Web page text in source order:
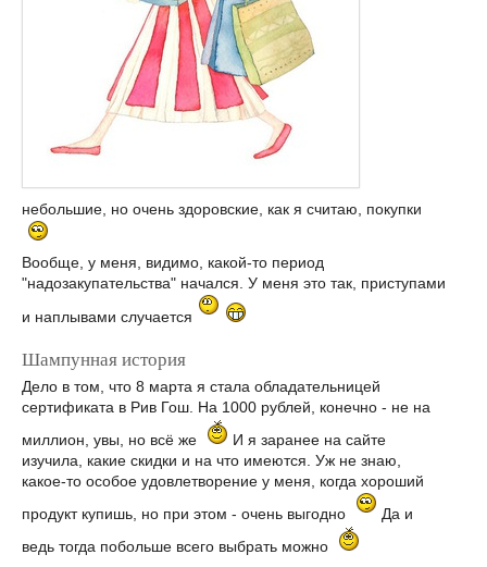
небольшие, но очень здоровские, как я считаю, покупки
Вообще, у меня, видимо, какой-то период
"надозакупательства" начался. У меня это так, приступами
и наплывами случается
Шампунная история
Дело в том, что 8 марта я стала обладательницей
сертификата в Рив Гош. На 1000 рублей, конечно - не на
миллион, увы, но всё же
И я заранее на сайте
изучила, какие скидки и на что имеются. Уж не знаю,
какое-то особое удовлетворение у меня, когда хороший
продукт купишь, но при этом - очень выгодно
Да и
ведь тогда побольше всего выбрать можно